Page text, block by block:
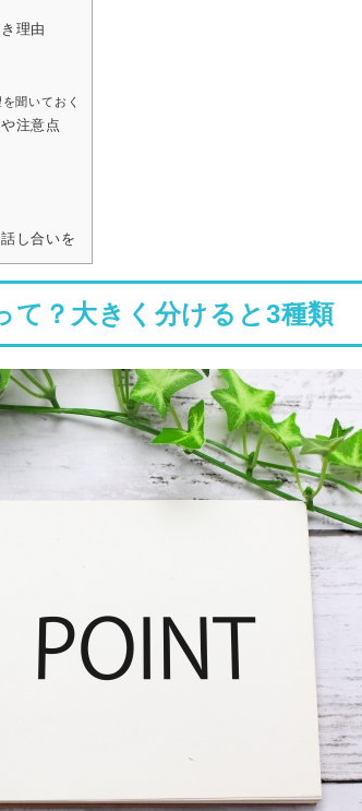
理由
聞いておく
注意点
し合いを
て？大きく分けると3種類